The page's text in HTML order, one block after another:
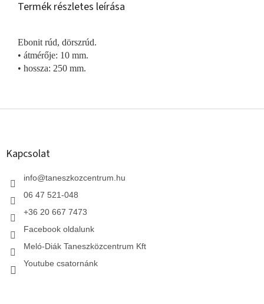
Termék részletes leírása
Ebonit rúd, dörszrúd.
• átmérője: 10 mm.
• hossza: 250 mm.
L
Kapcsolat
info@taneszkozcentrum.hu
06 47 521-048
+36 20 667 7473
Facebook oldalunk
Meló-Diák Taneszközcentrum Kft
Youtube csatornánk